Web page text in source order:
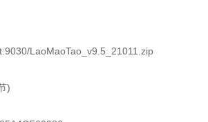
LaoMaoTao_v9.5_21011.zip
)